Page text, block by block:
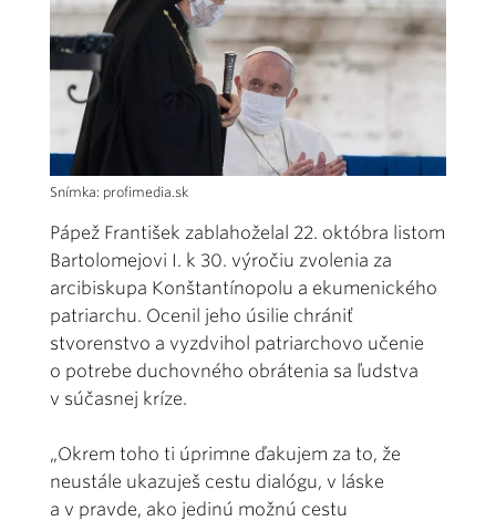
Snímka: profimedia.sk
Pápež František zablahoželal 22. októbra listom
Bartolomejovi I. k 30. výročiu zvolenia za
arcibiskupa Konštantínopolu a ekumenického
patriarchu. Ocenil jeho úsilie chrániť
stvorenstvo a vyzdvihol patriarchovo učenie
o potrebe duchovného obrátenia sa ľudstva
v súčasnej kríze.
„Okrem toho ti úprimne ďakujem za to, že
neustále ukazuješ cestu dialógu, v láske
a v pravde, ako jedinú možnú cestu